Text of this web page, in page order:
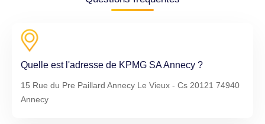
Quelle est l'adresse de KPMG SA Annecy ?
15 Rue du Pre Paillard Annecy Le Vieux - Cs 20121 74940
Annecy